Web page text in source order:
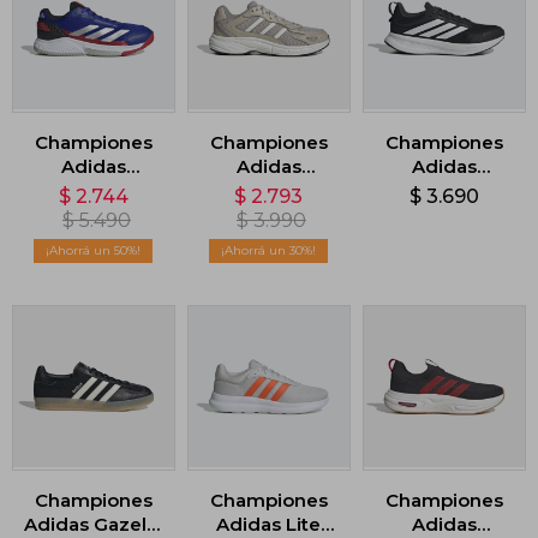
Championes
Adidas
Courtquick -
Azul
$ 2.744
$ 5.490
50
Championes
Adidas
Eclyptix 2000
- Gris
$ 2.793
$ 3.990
30
Championes
Adidas
Runfalcon 5 -
$ 3.690
Championes
Adidas Gazelle
Championes
Adidas Lite
Championes
Adidas